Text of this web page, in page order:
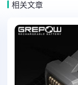
相关文章